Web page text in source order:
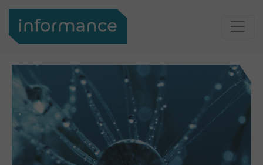
Login Support
Informance
Support
Kontakt
Ihr
Kontakt
Informance
Suche
Suche